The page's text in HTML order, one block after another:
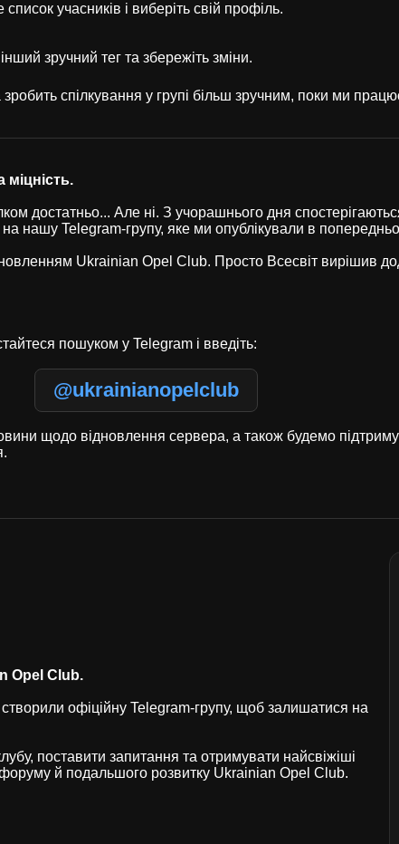
учасників і виберіть свій профіль.
зручний тег та збережіть зміни.
спілкування у групі більш зручним, поки ми
достатньо... Але ні. З учорашнього дня
нашу Telegram-групу, яке ми опублікували в
Ukrainian Opel Club. Просто Всесвіт вирішив
пошуком у Telegram і введіть:
@ukrainianopelclub
щодо відновлення сервера, а також будемо
Opel Club.
офіційну Telegram-групу, щоб залишатися на
поставити запитання та отримувати найсвіжіші
й подальшого розвитку Ukrainian Opel Club.